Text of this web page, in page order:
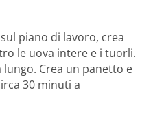
piano di lavoro, crea
le uova intere e i tuorli.
Crea un panetto e
30 minuti a